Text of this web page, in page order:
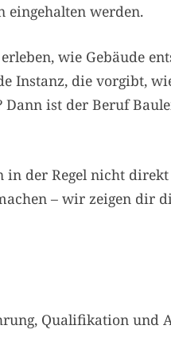
eingehalten werden.
wie Gebäude
Instanz, die vorgibt,
ist der Beruf
der Regel nicht
– wir zeigen dir
Qualifikation und